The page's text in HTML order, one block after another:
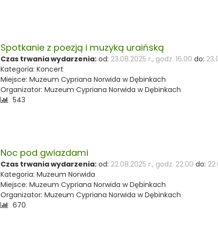
Spotkanie z poezją i muzyką uraińską
Czas trwania wydarzenia: od: 23.08.2025 r., godz. 16.00 do:
Kategoria: Koncert
Miejsce: Muzeum Cypriana Norwida w Dębinkach
Organizator: Muzeum Cypriana Norwida w Dębinkach
Liczba
543
Noc pod gwiazdami
Czas trwania wydarzenia: od: 22.08.2025 r., godz. 22.00 do:
Kategoria: Muzeum Norwida
Miejsce: Muzeum Cypriana Norwida w Dębinkach
Organizator: Muzeum Cypriana Norwida w Dębinkach
Liczba
670